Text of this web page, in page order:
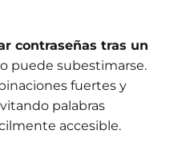
contraseñas tras un
puede subestimarse.
fuertes y
palabras
accesible.